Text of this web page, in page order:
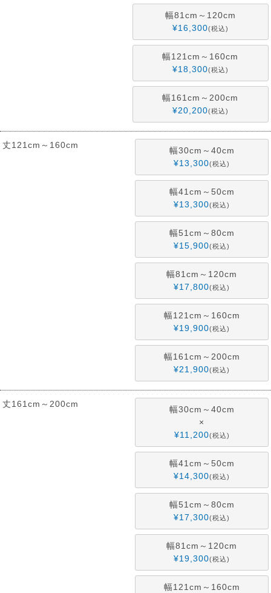
幅81cm～120cm
¥16,300 税込
幅121cm～160cm
¥18,300 税込
幅161cm～200cm
¥20,200 税込
丈121cm～160cm
幅30cm～40cm
¥13,300 税込
幅41cm～50cm
¥13,300 税込
幅51cm～80cm
¥15,900 税込
幅81cm～120cm
¥17,800 税込
幅121cm～160cm
¥19,900 税込
幅161cm～200cm
¥21,900 税込
丈161cm～200cm
幅30cm～40cm
×
¥11,200 税込
幅41cm～50cm
¥14,300 税込
幅51cm～80cm
¥17,300 税込
幅81cm～120cm
¥19,300 税込
幅121cm～160cm